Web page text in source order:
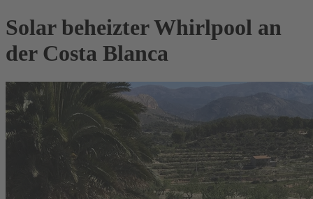
Solar beheizter Whirlpool an
der Costa Blanca